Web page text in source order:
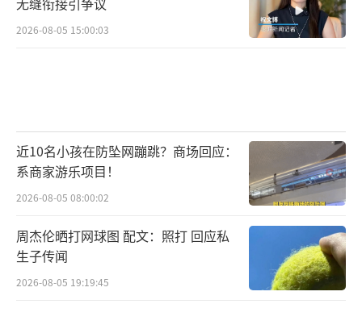
2026-08-05 15:00:03
近10名小孩在防坠网蹦跳？商场回应：
系商家游乐项目！
2026-08-05 08:00:02
周杰伦晒打网球图 配文：照打 回应私
生子传闻
2026-08-05 19:19:45